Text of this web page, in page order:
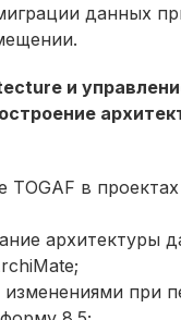
данных
и
TOGAF в
архитектуры
изменениями при